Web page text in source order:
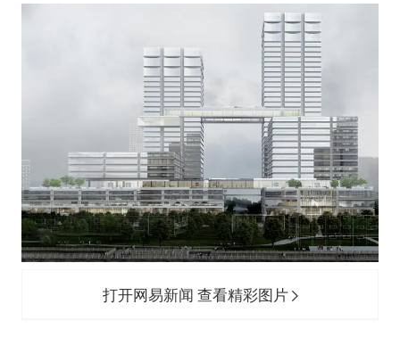
打开网易新闻 查看精彩图片